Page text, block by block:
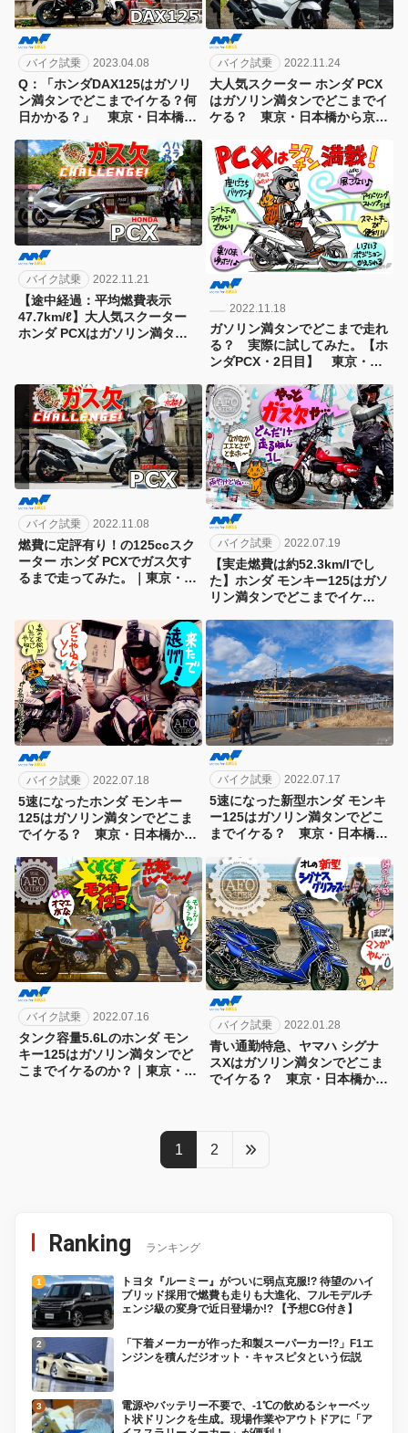
バイク試乗 2023.04.08
Q：「ホンダDAX125はガソリ
ン満タンでどこまでイケる？何
日かかる？」 東京・日本橋か
道ガス欠チャレンジ第5弾！[1
日目]
バイク試乗 2022.11.24
大人気スクーター ホンダ PCX
はガソリン満タンでどこまでイ
ケる？ 東京・日本橋から京都
ジ第4弾！[4日目]
バイク試乗 2022.11.21
【途中経過：平均燃費表示
47.7km/ℓ】大人気スクーター
ホンダ PCXはガソリン満タン
海道ガス欠チャレンジ第4弾！
[3日目]
2022.11.18
ガソリン満タンでどこまで走れ
る？ 実際に試してみた。【ホ
ンダPCX・2日目】 東京・日
ス欠チャレンジ第4弾！
バイク試乗 2022.11.08
燃費に定評有り！の125ccスク
ーター ホンダ PCXでガス欠す
るまで走ってみた。｜東京・日
バイク試乗 2022.07.19
【実走燃費は約52.3km/lでし
た】ホンダ モンキー125はガソ
リン満タンでどこまでイケ
めざす東海道ガス欠チャレンジ
第3弾！[最終日・4日目]
バイク試乗 2022.07.18
5速になったホンダ モンキー
125はガソリン満タンでどこま
でイケる？ 東京・日本橋から
[3日目]
バイク試乗 2022.07.17
5速になった新型ホンダ モンキ
ー125はガソリン満タンでどこ
までイケる？ 東京・日本橋か
ャレンジ第3弾！[2日目]
バイク試乗 2022.07.16
タンク容量5.6Lのホンダ モン
キー125はガソリン満タンでど
こまでイケるのか？｜東京・日
バイク試乗 2022.01.28
青い通勤特急、ヤマハ シグナ
スXはガソリン満タンでどこま
でイケる？ 東京・日本橋から
1 2
Ranking ランキング
トヨタ『ルーミー』がついに弱点克服!? 待望のハイ
ブリッド採用で燃費も走りも大進化、フルモデルチ
ェンジ級の変身で近日登場か!? 【予想CG付き】
「下着メーカーが作った和製スーパーカー!?」F1エ
ンジンを積んだジオット・キャスピタという伝説
電源やバッテリー不要で、-1℃の飲めるシャーベッ
ト状ドリンクを生成。現場作業やアウトドアに「ア